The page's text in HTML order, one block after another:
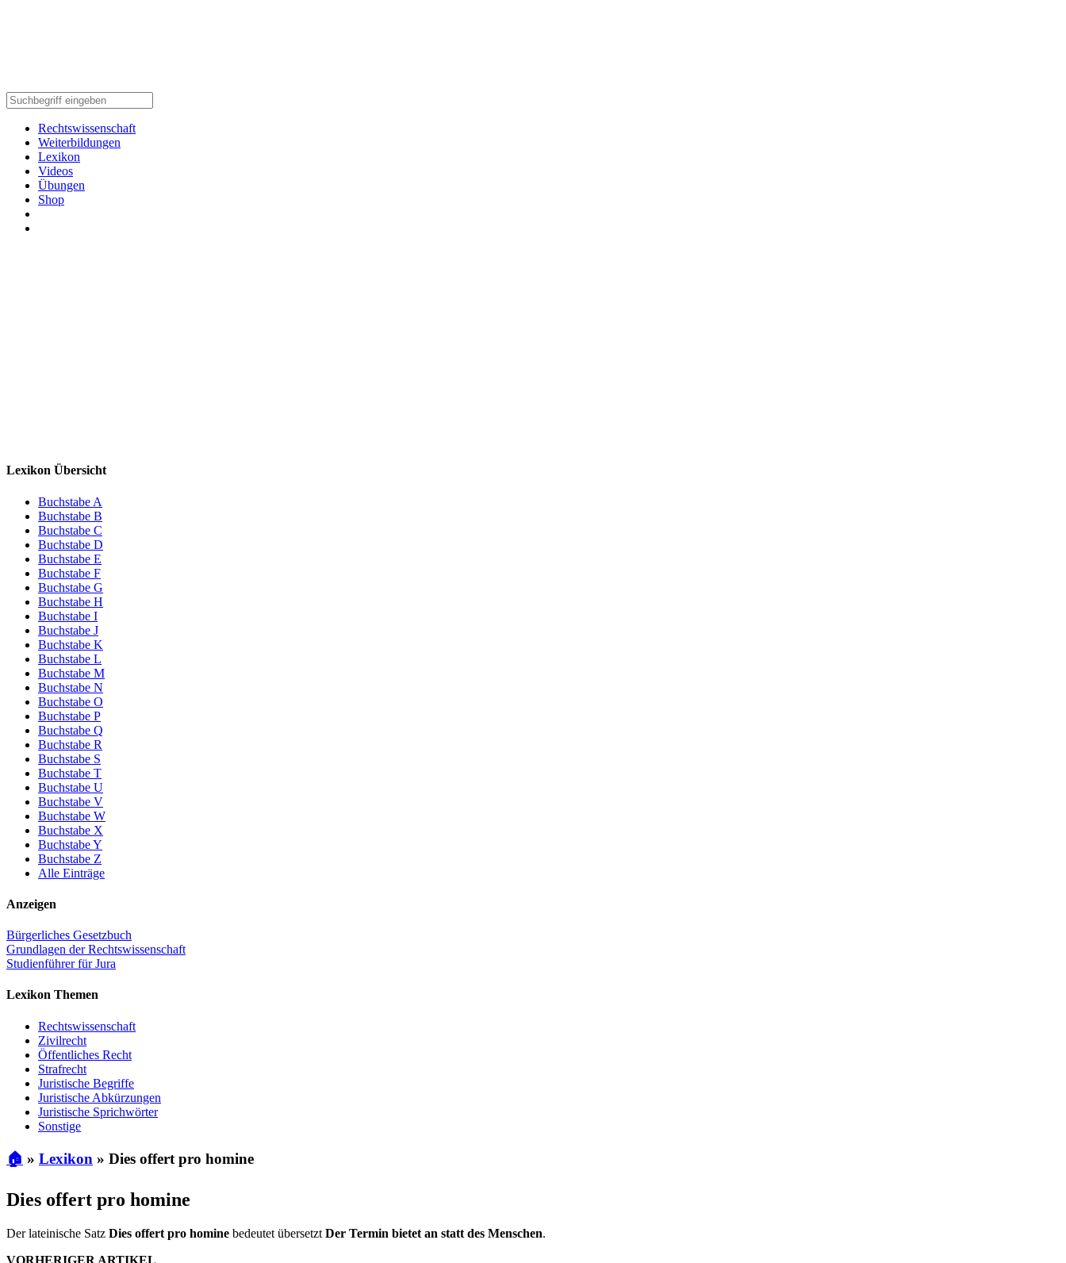
Rechtswissenschaft
Weiterbildungen
Lexikon
Videos
Übungen
Shop
Lexikon Übersicht
Buchstabe A
Buchstabe B
Buchstabe C
Buchstabe D
Buchstabe E
Buchstabe F
Buchstabe G
Buchstabe H
Buchstabe I
Buchstabe J
Buchstabe K
Buchstabe L
Buchstabe M
Buchstabe N
Buchstabe O
Buchstabe P
Buchstabe Q
Buchstabe R
Buchstabe S
Buchstabe T
Buchstabe U
Buchstabe V
Buchstabe W
Buchstabe X
Buchstabe Y
Buchstabe Z
Alle Einträge
Anzeigen
Bürgerliches Gesetzbuch
Grundlagen der Rechtswissenschaft
Studienführer für Jura
Lexikon Themen
Rechtswissenschaft
Zivilrecht
Öffentliches Recht
Strafrecht
Juristische Begriffe
Juristische Abkürzungen
Juristische Sprichwörter
Sonstige
🏠 » Lexikon » Dies offert pro homine
Dies offert pro homine
Der lateinische Satz Dies offert pro homine bedeutet übersetzt Der Termin bietet an statt des Menschen.